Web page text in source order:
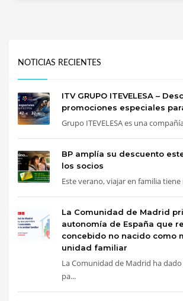
NOTICIAS RECIENTES
ITV GRUPO ITEVELESA –
promociones especiales
Grupo ITEVELESA es una
BP amplía su descuento
los socios
Este verano, viajar en familia
La Comunidad de Madrid
autonomía de España que
concebido no nacido como
unidad familiar
La Comunidad de Madrid ha
pa...